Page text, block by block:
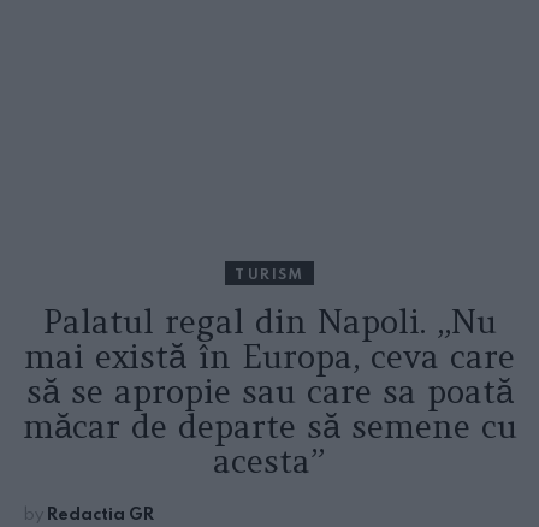
TURISM
Palatul regal din Napoli. „Nu
mai există în Europa, ceva care
să se apropie sau care sa poată
măcar de departe să semene cu
acesta”
by Redactia GR